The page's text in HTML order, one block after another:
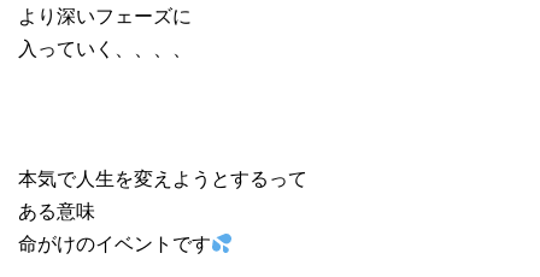
より深いフェーズに
入っていく、、、、
本気で人生を変えようとするって
ある意味
命がけのイベントです